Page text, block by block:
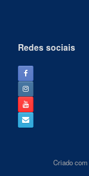
Redes sociais
Criado com